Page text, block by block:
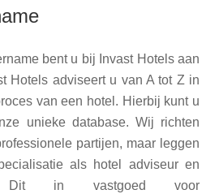
bent u bij Invast Hotels aan
Hotels adviseert u van A tot Z in
van een hotel. Hierbij kunt u
unieke database. Wij richten
partijen, maar leggen
als hotel adviseur en
Dit in vastgoed voor